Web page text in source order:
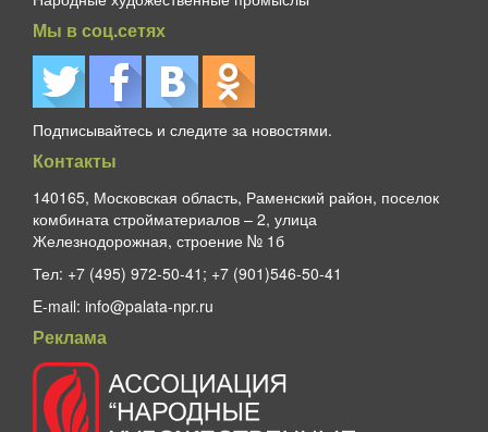
Мы в соц.сетях
Подписывайтесь и следите за новостями.
Контакты
140165, Московская область, Раменский район, поселок
комбината стройматериалов – 2, улица
Железнодорожная, строение № 1б
Тел: +7 (495) 972-50-41; +7 (901)546-50-41
E-mail: info@palata-npr.ru
Реклама